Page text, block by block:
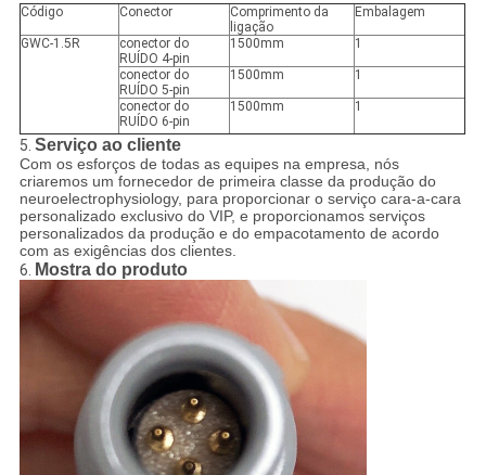
Código Conector
Comprimento da
ligação
Embalagem
GWC-1.5R
conector do
RUÍDO 4-pin
1500mm 1
conector do
RUÍDO 5-pin
1500mm 1
conector do
RUÍDO 6-pin
1500mm 1
5. Serviço ao cliente
Com os esforços de todas as equipes na empresa, nós
criaremos um fornecedor de primeira classe da produção do
neuroelectrophysiology, para proporcionar o serviço cara-a-cara
personalizado exclusivo do VIP, e proporcionamos serviços
personalizados da produção e do empacotamento de acordo
com as exigências dos clientes.
6. Mostra do produto